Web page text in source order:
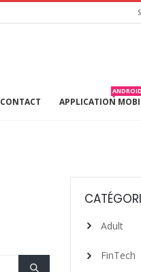
CONTACT APPLICATION
ANDROID
Adult
FinTech